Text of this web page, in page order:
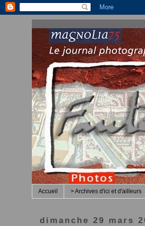
Accueil > Archives d'ici et d'ailleurs
dimanche 29 mars